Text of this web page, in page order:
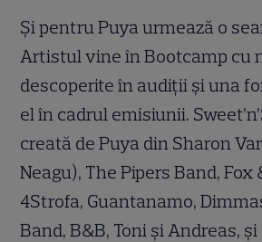
Și pentru Puya urmează o
Artistul vine în Bootcamp cu
descoperite în audiții și una
el în cadrul emisiunii.
creată de Puya din Sharon
Neagu), The Pipers Band, Fox
4Strofa, Guantanamo,
Band, B&B, Toni și Andreas,